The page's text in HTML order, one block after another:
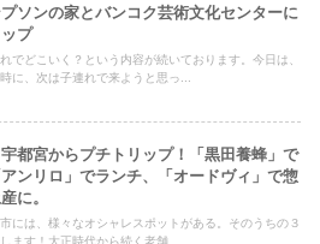
ソンの家とバンコク芸術文化センターに
プ
でどこいく？という内容が続いております。今日は、
に、次は子連れで来ようと思っ...
宇都宮からプチトリップ！「黒田養蜂」で
ンリロ」でランチ、「オードヴィ」で惣
に。
には、様々なオシャレスポットがある。そのうちの３
ます！大正時代から続く老舗、...